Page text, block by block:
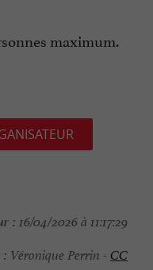
maximum.
: 16/04/2026 à 11:17:29
: Véronique Perrin -CC